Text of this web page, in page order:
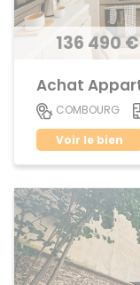
136 490 €
COMBOURG
Voir le bien